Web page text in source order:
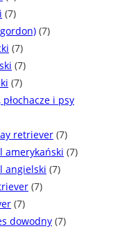
(7)
(7)
(7)
(7)
(7)
i psy
retriever (7)
amerykański (7)
angielski (7)
(7)
(7)
dowodny (7)